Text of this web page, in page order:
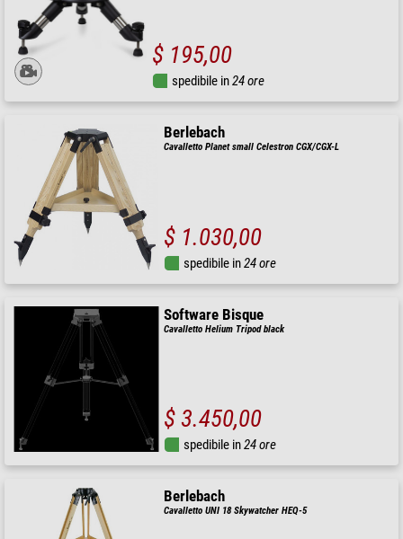
$ 195,00
spedibile in24 ore
Berlebach
Cavalletto Planet small Celestron CGX/CGX-L
$ 1.030,00
spedibile in24 ore
Software Bisque
Cavalletto Helium Tripod black
$ 3.450,00
spedibile in24 ore
Berlebach
Cavalletto UNI 18 Skywatcher HEQ-5